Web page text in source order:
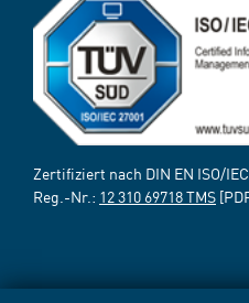
Zertifiziert nach DIN EN ISO/
Reg.-Nr.: 12 310 69718 TMS